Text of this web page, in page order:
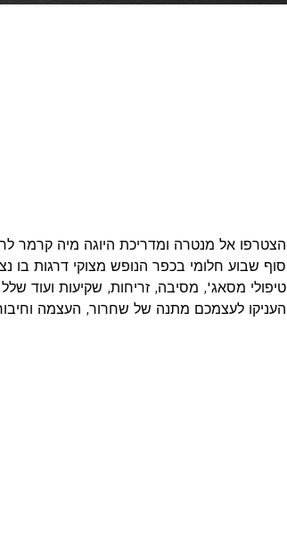
הצטרפו אל מנטרה ומדריכת היוגה מיה קרמר
סוף שבוע חלומי בכפר הנופש מצוקי דרגות בו
טיפולי מסאג', מסיבה, זריחות, שקיעות ועוד
העניקו לעצמכם מתנה של שחרור, העצמה